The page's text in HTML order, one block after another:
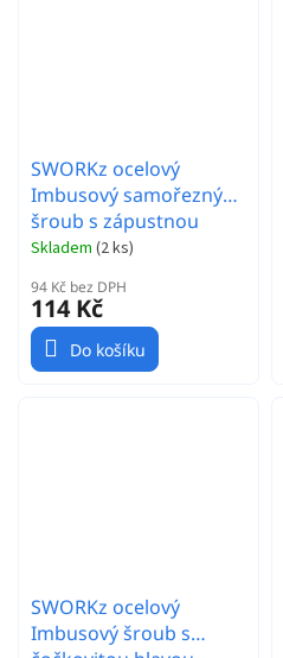
SWORKz ocelový
Imbusový samořezný
šroub s zápustnou
hlavou, M2,6x6mm, 10
Skladem (2 ks)
94 Kč bez DPH
114 Kč
Do košíku
SWORKz ocelový
Imbusový šroub s